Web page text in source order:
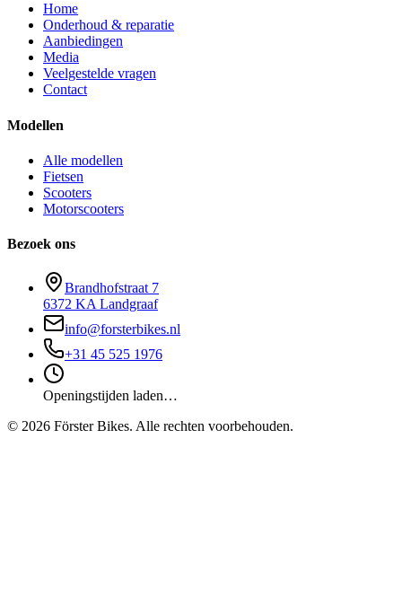
Home
Onderhoud & reparatie
Aanbiedingen
Media
Veelgestelde vragen
Contact
Modellen
Alle modellen
Fietsen
Scooters
Motorscooters
Bezoek ons
Brandhofstraat 7
6372 KA Landgraaf
info@forsterbikes.nl
+31 45 525 1976
Openingstijden laden…
© 2026 Förster Bikes. Alle rechten voorbehouden.